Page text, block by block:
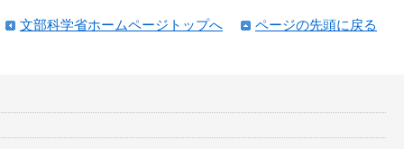
ページの先頭に戻る
文部科学省ホームページトップへ